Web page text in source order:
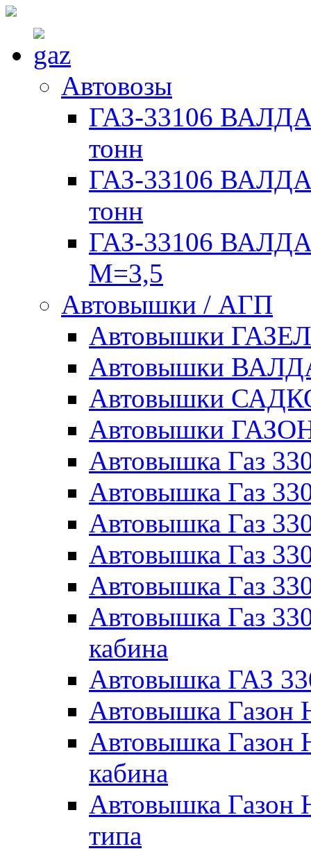
Автовозы
ГАЗ-33106
тонн
ГАЗ-33106
тонн
ГАЗ-33106
М=3,5
Автовышки / АГП
Автовышки
Автовышки
Автовышки
Автовышки
Автовышка Газ
Автовышка Газ
Автовышка Газ
Автовышка Газ
Автовышка Газ
Автовышка Газ
кабина
Автовышка ГАЗ
Автовышка
Автовышка Газон
кабина
Автовышка Газон
типа